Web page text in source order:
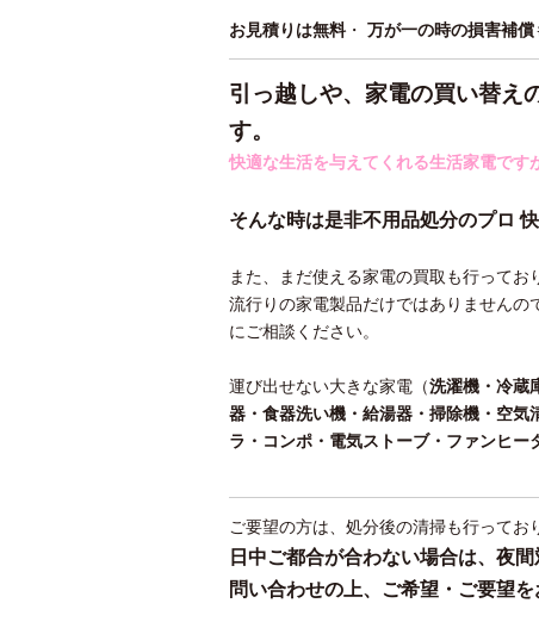
お見積りは無料・ 万が一の時の損害補償
引っ越しや、家電の買い替え
す。
快適な生活を与えてくれる生活家電です
そんな時は是非不用品処分のプロ
また、まだ使える家電の買取も行ってお
流行りの家電製品だけではありません
にご相談ください。
運び出せない大きな家電（洗濯機・冷蔵
器・食器洗い機・給湯器・掃除機・空気
ラ・コンポ・電気ストーブ・ファンヒー
ご要望の方は、処分後の清掃も行ってお
日中ご都合が合わない場合は、夜
問い合わせの上、ご希望・ご要望を